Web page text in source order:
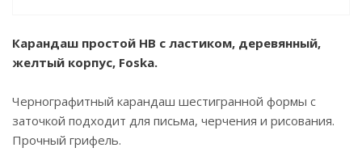
Карандаш простой HB с ластиком, деревянный,
желтый корпус, Foska.
Чернографитный карандаш шестигранной формы с
заточкой подходит для письма, черчения и рисования.
Прочный грифель.